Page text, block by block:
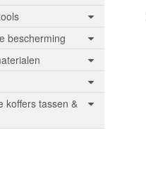
bescherming
koffers tassen &